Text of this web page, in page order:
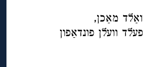
מאַכן,
וועלן פונדאַפון